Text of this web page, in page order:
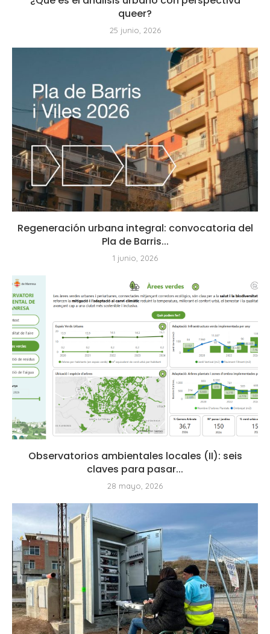
queer?
25 junio, 2026
Regeneración urbana integral: convocatoria del
Pla de Barris...
1 junio, 2026
Observatorios ambientales locales (II): seis
claves para pasar...
28 mayo, 2026